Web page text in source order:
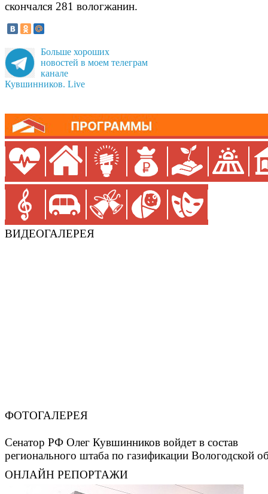
скончался 281 вологжанин.
Больше хороших
новостей в моем телеграм
канале
Кувшинников. Live
ВИДЕОГАЛЕРЕЯ
ФОТОГАЛЕРЕЯ
Сенатор РФ Олег Кувшинников войдет в состав
регионального штаба по газификации Вологодской
ОНЛАЙН РЕПОРТАЖИ